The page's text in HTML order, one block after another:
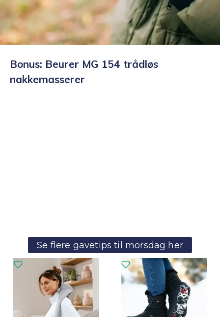
Bonus: Beurer MG 154 trådløs
nakkemasserer
Se flere gavetips til morsdag her